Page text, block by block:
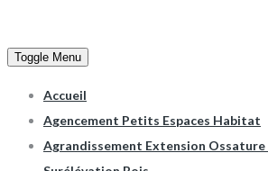
Toggle Menu
Accueil
Agencement Petits Espaces Habitat
Agrandissement Extension Ossature